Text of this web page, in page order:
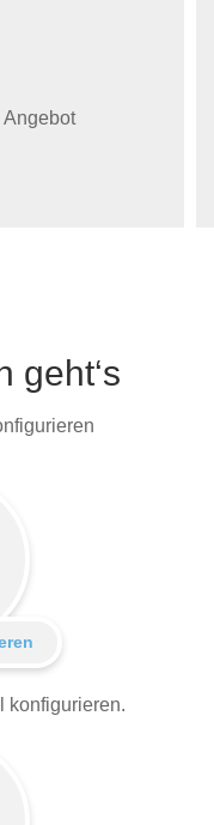
geht‘s
konfigurieren.